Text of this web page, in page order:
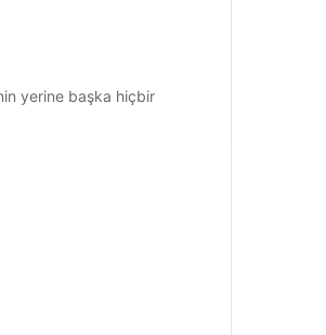
yerine başka hiçbir